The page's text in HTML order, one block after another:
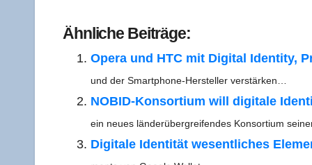
Ähn­li­che Beiträge:
Ope­ra und HTC mit Digi­tal Iden­ti­ty,
und der Smar­t­­pho­ne-Her­s­tel­­ler verstärken…
NOBID-Kon­­­sor­­ti­um will digi­ta­le
ein neu­es län­der­über­grei­fen­des Kon­sor­ti­um
Digi­ta­le Iden­ti­tät wesent­li­ches